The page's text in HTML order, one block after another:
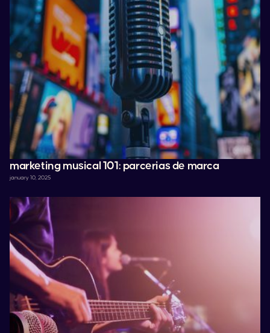
marketing musical 101: parcerias de marca
january 10, 2025